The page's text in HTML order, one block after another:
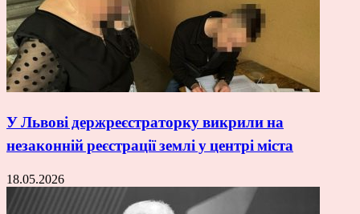
У Львові держреєстраторку викрили на
незаконній реєстрації землі у центрі міста
18.05.2026